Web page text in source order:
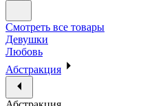
Смотреть все товары
Девушки
Любовь
Абстракция